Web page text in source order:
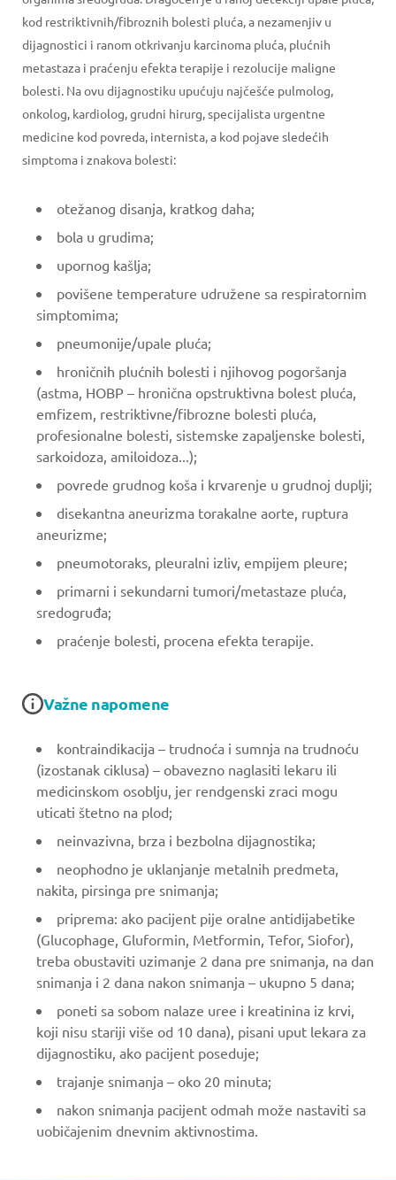
kod restriktivnih/fibroznih bolesti pluća, a nezamenjiv u
dijagnostici i ranom otkrivanju karcinoma pluća, plućnih
metastaza i praćenju efekta terapije i rezolucije maligne
bolesti. Na ovu dijagnostiku upućuju najčešće pulmolog,
onkolog, kardiolog, grudni hirurg, specijalista urgentne
medicine kod povreda, internista, a kod pojave sledećih
simptoma i znakova bolesti:
otežanog disanja, kratkog daha;
bola u grudima;
upornog kašlja;
povišene temperature udružene sa respiratornim
simptomima;
pneumonije/upale pluća;
hroničnih plućnih bolesti i njihovog pogoršanja
(astma, HOBP – hronična opstruktivna bolest pluća,
emfizem, restriktivne/fibrozne bolesti pluća,
profesionalne bolesti, sistemske zapaljenske bolesti,
sarkoidoza, amiloidoza...);
povrede grudnog koša i krvarenje u grudnoj duplji;
disekantna aneurizma torakalne aorte, ruptura
aneurizme;
pneumotoraks, pleuralni izliv, empijem pleure;
primarni i sekundarni tumori/metastaze pluća,
sredogruđa;
praćenje bolesti, procena efekta terapije.
Važne napomene
kontraindikacija – trudnoća i sumnja na trudnoću
(izostanak ciklusa) – obavezno naglasiti lekaru ili
medicinskom osoblju, jer rendgenski zraci mogu
uticati štetno na plod;
neinvazivna, brza i bezbolna dijagnostika;
neophodno je uklanjanje metalnih predmeta,
nakita, pirsinga pre snimanja;
priprema: ako pacijent pije oralne antidijabetike
(Glucophage, Gluformin, Metformin, Tefor, Siofor),
treba obustaviti uzimanje 2 dana pre snimanja, na dan
snimanja i 2 dana nakon snimanja – ukupno 5 dana;
poneti sa sobom nalaze uree i kreatinina iz krvi,
koji nisu stariji više od 10 dana), pisani uput lekara za
dijagnostiku, ako pacijent poseduje;
trajanje snimanja – oko 20 minuta;
nakon snimanja pacijent odmah može nastaviti sa
uobičajenim dnevnim aktivnostima.